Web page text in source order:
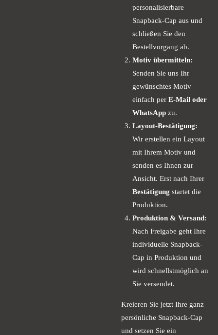
personalisierbare
Snapback-Cap aus und
schließen Sie den
Bestellvorgang ab.
Motiv übermitteln:
Senden Sie uns Ihr
gewünschtes Motiv
einfach per E-Mail oder
WhatsAppzu.
Layout-Bestätigung:
Wir erstellen ein Layout
mit Ihrem Motiv und
senden es Ihnen zur
Ansicht. Erst nach Ihrer
Bestätigung startet die
Produktion.
Produktion & Versand:
Nach Freigabe geht Ihre
individuelle Snapback-
Cap in Produktion und
wird schnellstmöglich an
Sie versendet.
Kreieren Sie jetzt Ihre ganz
persönliche Snapback-Cap
und setzen Sie ein